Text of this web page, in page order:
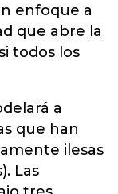
enfoque a
que abre la
todos los
a
que han
ilesas
Las